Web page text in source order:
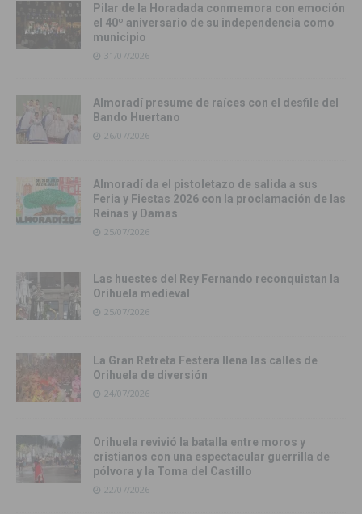
Pilar de la Horadada conmemora con emoción
el 40º aniversario de su independencia como
municipio
31/07/2026
Almoradí presume de raíces con el desfile del
Bando Huertano
26/07/2026
Almoradí da el pistoletazo de salida a sus
Feria y Fiestas 2026 con la proclamación de las
Reinas y Damas
25/07/2026
Las huestes del Rey Fernando reconquistan la
Orihuela medieval
25/07/2026
La Gran Retreta Festera llena las calles de
Orihuela de diversión
24/07/2026
Orihuela revivió la batalla entre moros y
cristianos con una espectacular guerrilla de
pólvora y la Toma del Castillo
22/07/2026